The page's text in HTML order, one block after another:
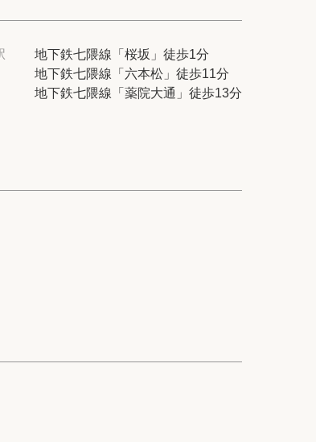
modern classについて
会社概要
地下鉄七隈線「桜坂」徒歩1分
地下鉄七隈線「六本松」徒歩11分
地下鉄七隈線「薬院大通」徒歩13分